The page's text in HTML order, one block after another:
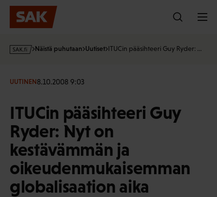
Hyppää
sisältöön
s
·
Näistä puhutaan Uutiset ITUCin pääsihteeri Guy Ryder: …
UUTINEN8.10.2008 9:03
ITUCin pääsihteeri Guy
Ryder: Nyt on
kestävämmän ja
oikeudenmukaisemman
globalisaation aika